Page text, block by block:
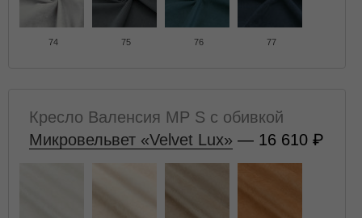
74 75 76 77
Кресло Валенсия MP S с обивкой
Микровельвет «Velvet Lux» — 16 610